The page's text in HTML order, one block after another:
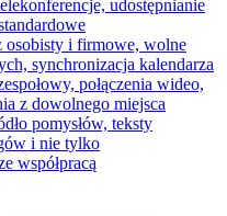
udostępnianie
osobisty i firmowe, wolne
synchronizacja kalendarza
połączenia wideo,
z dowolnego miejsca
pomysłów, teksty
i nie tylko
współpracą